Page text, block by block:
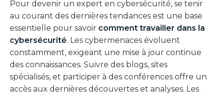
Pour devenir un expert en cybersécurité, se tenir
au courant des dernières tendances est une base
essentielle pour savoir comment travailler dans la
cybersécurité. Les cybermenaces évoluent
constamment, exigeant une mise à jour continue
des connaissances. Suivre des blogs, sites
spécialisés, et participer à des conférences offre un
accès aux dernières découvertes et analyses. Les